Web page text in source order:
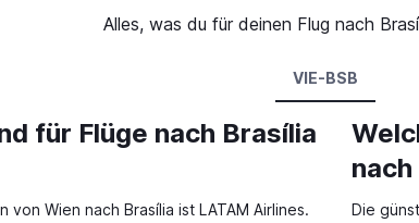
Alles, was du für deinen Flug nach
VIE-BSB
für Flüge nach Brasília
Wien nach Brasília ist LATAM Airlines. Die